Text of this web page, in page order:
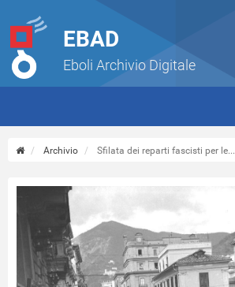
EBAD
Eboli Archivio Digitale
Archivio Sfilata dei reparti fascisti per le...